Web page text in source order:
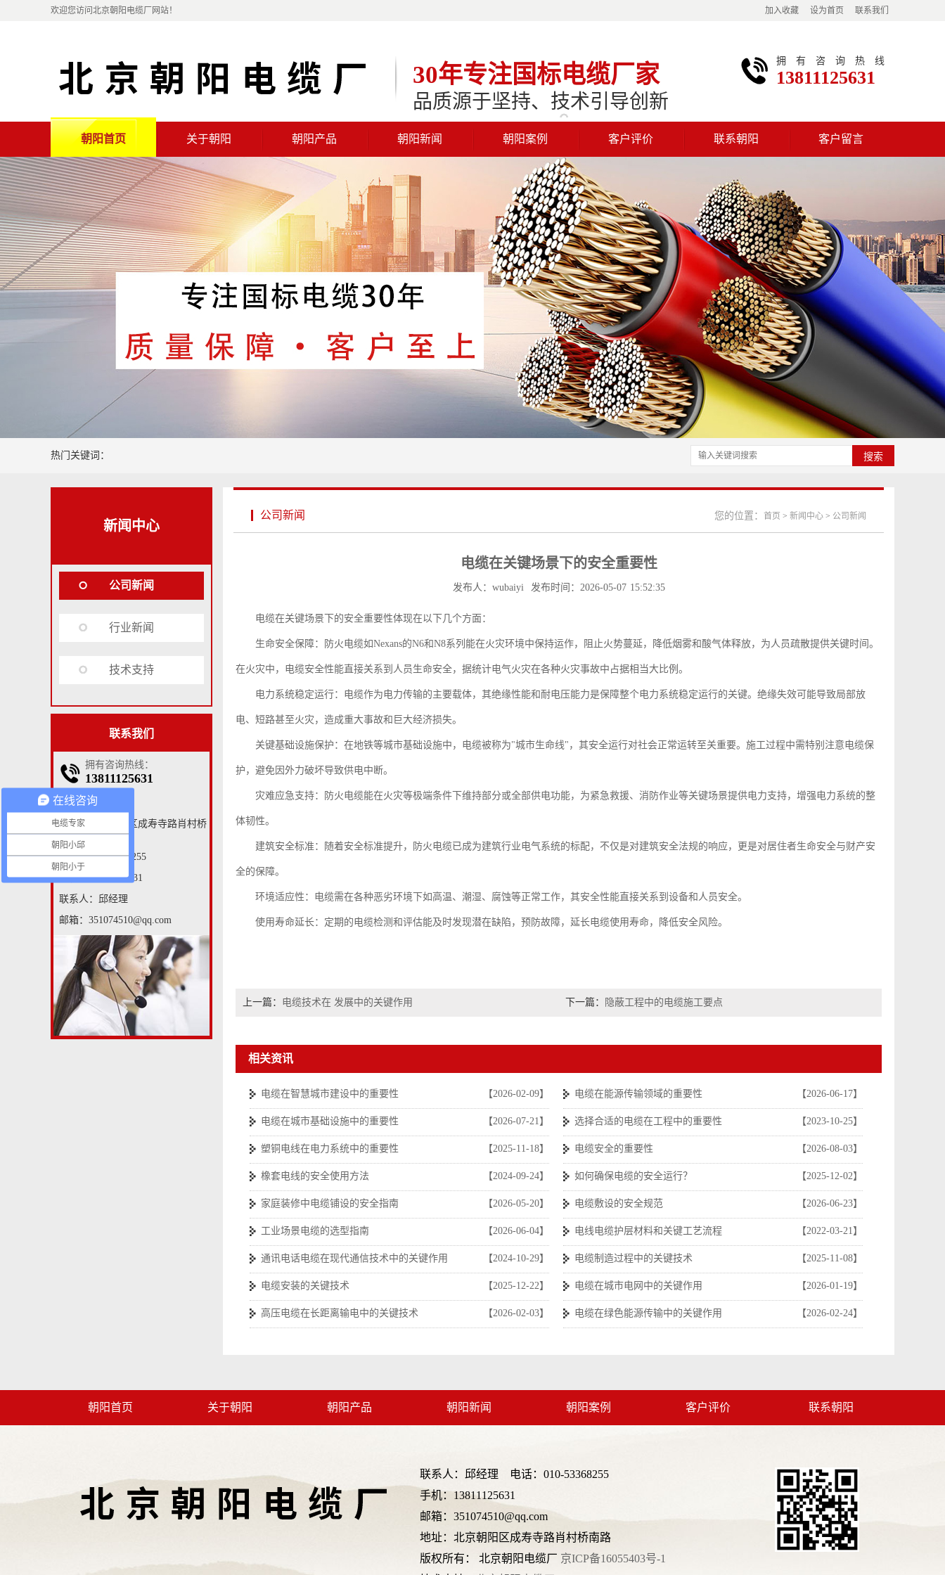
欢迎您访问北京朝阳电缆厂网站！ 加入收藏 设为首页 联系我们
30年专注国标电缆厂家
品质源于坚持、技术引导创新
拥有咨询热线
13811125631
朝阳首页 关于朝阳 朝阳产品 朝阳新闻 朝阳案例 客户评价 联系朝阳 客户留言
热门关键词： 搜索
新闻中心
公司新闻
行业新闻
技术支持
联系我们
拥有咨询热线：
13811125631
北京朝阳电缆厂
地址：北京朝阳区成寿寺路肖村桥
南路
电话：010-53368255
手机：13811125631
联系人：邱经理
邮箱：351074510@qq.com
公司新闻 您的位置： 首页 > 新闻中心 > 公司新闻
电缆在关键场景下的安全重要性
发布人：wubaiyi 发布时间：2026-05-07 15:52:35
电缆在关键场景下的安全重要性体现在以下几个方面：
生命安全保障：防火电缆如Nexans的N6和N8系列能在火灾环境中保持运作，阻止火势蔓延，降低烟雾和酸气体释放，为人员疏散提供关键时间。
在火灾中，电缆安全性能直接关系到人员生命安全，据统计电气火灾在各种火灾事故中占据相当大比例。
电力系统稳定运行：电缆作为电力传输的主要载体，其绝缘性能和耐电压能力是保障整个电力系统稳定运行的关键。绝缘失效可能导致局部放
电、短路甚至火灾，造成重大事故和巨大经济损失。
关键基础设施保护：在地铁等城市基础设施中，电缆被称为"城市生命线"，其安全运行对社会正常运转至关重要。施工过程中需特别注意电缆保
护，避免因外力破坏导致供电中断。
灾难应急支持：防火电缆能在火灾等极端条件下维持部分或全部供电功能，为紧急救援、消防作业等关键场景提供电力支持，增强电力系统的整
体韧性。
建筑安全标准：随着安全标准提升，防火电缆已成为建筑行业电气系统的标配，不仅是对建筑安全法规的响应，更是对居住者生命安全与财产安
全的保障。
环境适应性：电缆需在各种恶劣环境下如高温、潮湿、腐蚀等正常工作，其安全性能直接关系到设备和人员安全。
使用寿命延长：定期的电缆检测和评估能及时发现潜在缺陷，预防故障，延长电缆使用寿命，降低安全风险。
上一篇： 电缆技术在 发展中的关键作用 下一篇： 隐蔽工程中的电缆施工要点
相关资讯
电缆在智慧城市建设中的重要性 【2026-02-09】 电缆在能源传输领域的重要性 【2026-06-17】
电缆在城市基础设施中的重要性 【2026-07-21】 选择合适的电缆在工程中的重要性 【2023-10-25】
塑铜电线在电力系统中的重要性 【2025-11-18】 电缆安全的重要性 【2026-08-03】
橡套电线的安全使用方法 【2024-09-24】 如何确保电缆的安全运行？ 【2025-12-02】
家庭装修中电缆铺设的安全指南 【2026-05-20】 电缆敷设的安全规范 【2026-06-23】
工业场景电缆的选型指南 【2026-06-04】 电线电缆护层材料和关键工艺流程 【2022-03-21】
通讯电话电缆在现代通信技术中的关键作用 【2024-10-29】 电缆制造过程中的关键技术 【2025-11-08】
电缆安装的关键技术 【2025-12-22】 电缆在城市电网中的关键作用 【2026-01-19】
高压电缆在长距离输电中的关键技术 【2026-02-03】 电缆在绿色能源传输中的关键作用 【2026-02-24】
朝阳首页 关于朝阳 朝阳产品 朝阳新闻 朝阳案例 客户评价 联系朝阳
联系人：邱经理 电话：010-53368255
手机：13811125631
邮箱：351074510@qq.com
地址：北京朝阳区成寿寺路肖村桥南路
版权所有： 北京朝阳电缆厂 京ICP备16055403号-1
在线咨询
电缆专家
朝阳小邱
朝阳小于